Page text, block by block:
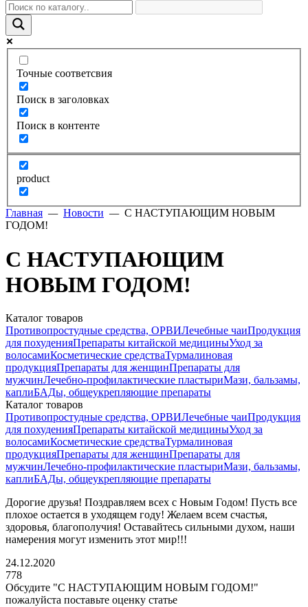
Точные соответсвия
Поиск в заголовках
Поиск в контенте
product
Главная — Новости — С НАСТУПАЮЩИМ НОВЫМ
ГОДОМ!
С НАСТУПАЮЩИМ
НОВЫМ ГОДОМ!
Каталог товаров
Противопростудные средства, ОРВИЛечебные чаиПродукция
для похуденияПрепараты китайской медициныУход за
волосамиКосметические средстваТурмалиновая
продукцияПрепараты для женщинПрепараты для
мужчинЛечебно-профилактические пластыриМази, бальзамы,
каплиБАДы, общеукрепляющие препараты
Каталог товаров
Противопростудные средства, ОРВИЛечебные чаиПродукция
для похуденияПрепараты китайской медициныУход за
волосамиКосметические средстваТурмалиновая
продукцияПрепараты для женщинПрепараты для
мужчинЛечебно-профилактические пластыриМази, бальзамы,
каплиБАДы, общеукрепляющие препараты
Дорогие друзья! Поздравляем всех с Новым Годом! Пусть все
плохое остается в уходящем году! Желаем всем счастья,
здоровья, благополучия! Оставайтесь сильными духом, наши
намерения могут изменить этот мир!!!
24.12.2020
778
Обсудите "С НАСТУПАЮЩИМ НОВЫМ ГОДОМ!"
пожалуйста поставьте оценку статье